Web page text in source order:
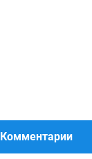
Комментарии